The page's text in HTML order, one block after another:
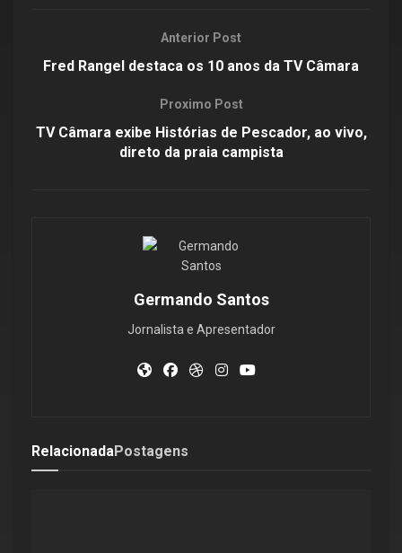
Anterior Post
Fred Rangel destaca os 10 anos da TV Câmara
Proximo Post
TV Câmara exibe Histórias de Pescador, ao vivo,
direto da praia campista
Germando Santos
Jornalista e Apresentador
RelacionadaPostagens